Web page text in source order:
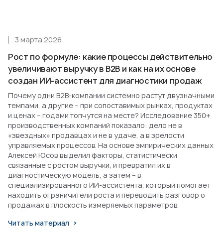
Рост по формуле: какие процессы действительно
увеличивают выручку в B2B и как на их основе
создан ИИ-ассистент для диагностики продаж
3 марта 2026
Почему одни B2B-компании системно растут двузначными
темпами, а другие – при сопоставимых рынках, продуктах
и ценах – годами топчутся на месте? Исследование 350+
производственных компаний показало: дело не в
«звездных» продавцах и не в удаче, а в зрелости
управляемых процессов. На основе эмпирических данных
Алексей Юсов выделил факторы, статистически
связанные с ростом выручки, и превратил их в
диагностическую модель, а затем – в
специализированного ИИ-ассистента, который помогает
находить ограничители роста и переводить разговор о
продажах в плоскость измеряемых параметров.
Читать материал